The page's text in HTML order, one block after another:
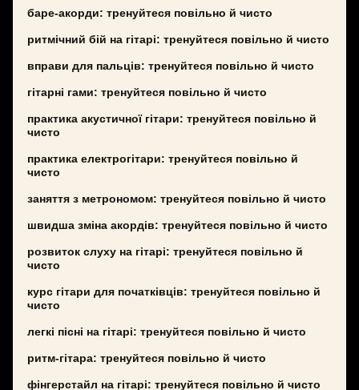
баре-акорди: тренуйтеся повільно й чисто
ритмічний бій на гітарі: тренуйтеся повільно й чисто
вправи для пальців: тренуйтеся повільно й чисто
гітарні гами: тренуйтеся повільно й чисто
практика акустичної гітари: тренуйтеся повільно й
чисто
практика електрогітари: тренуйтеся повільно й
чисто
заняття з метрономом: тренуйтеся повільно й чисто
швидша зміна акордів: тренуйтеся повільно й чисто
розвиток слуху на гітарі: тренуйтеся повільно й
чисто
курс гітари для початківців: тренуйтеся повільно й
чисто
легкі пісні на гітарі: тренуйтеся повільно й чисто
ритм-гітара: тренуйтеся повільно й чисто
фінгерстайл на гітарі: тренуйтеся повільно й чисто